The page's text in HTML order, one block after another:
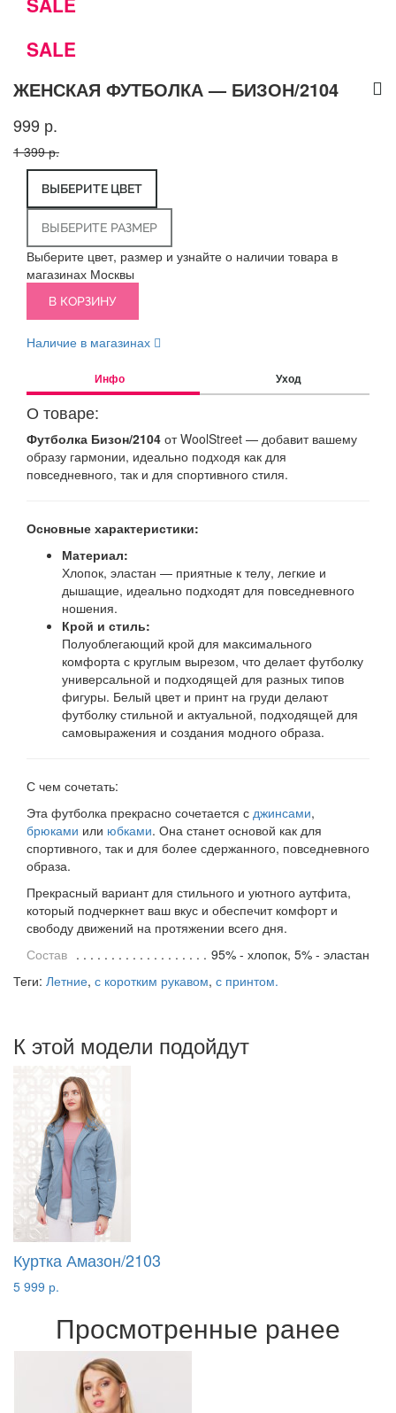
SALE
ЖЕНСКАЯ ФУТБОЛКА — БИЗОН/2104
999 р.
1 399 р.
ВЫБЕРИТЕ ЦВЕТ
ВЫБЕРИТЕ РАЗМЕР
Выберите цвет, размер и узнайте о наличии товара в
магазинах Москвы
В КОРЗИНУ
Наличие в магазинах
Инфо Уход
О товаре:
Футболка Бизон/2104 от WoolStreet — добавит вашему
образу гармонии, идеально подходя как для
повседневного, так и для спортивного стиля.
Основные характеристики:
Материал:
Хлопок, эластан — приятные к телу, легкие и
дышащие, идеально подходят для повседневного
ношения.
Крой и стиль:
Полуоблегающий крой для максимального
комфорта с круглым вырезом, что делает футболку
универсальной и подходящей для разных типов
фигуры. Белый цвет и принт на груди делают
футболку стильной и актуальной, подходящей для
самовыражения и создания модного образа.
С чем сочетать:
Эта футболка прекрасно сочетается с джинсами,
брюками или юбками. Она станет основой как для
спортивного, так и для более сдержанного, повседневного
образа.
Прекрасный вариант для стильного и уютного аутфита,
который подчеркнет ваш вкус и обеспечит комфорт и
свободу движений на протяжении всего дня.
Состав
95% - хлопок, 5% - эластан
Теги: Летние, с коротким рукавом, с принтом.
К этой модели подойдут
Куртка Амазон/2103
5 999 р.
Просмотренные ранее